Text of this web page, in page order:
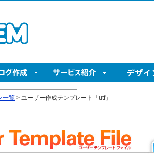
一覧 > ユーザー作成テンプレート「utf」